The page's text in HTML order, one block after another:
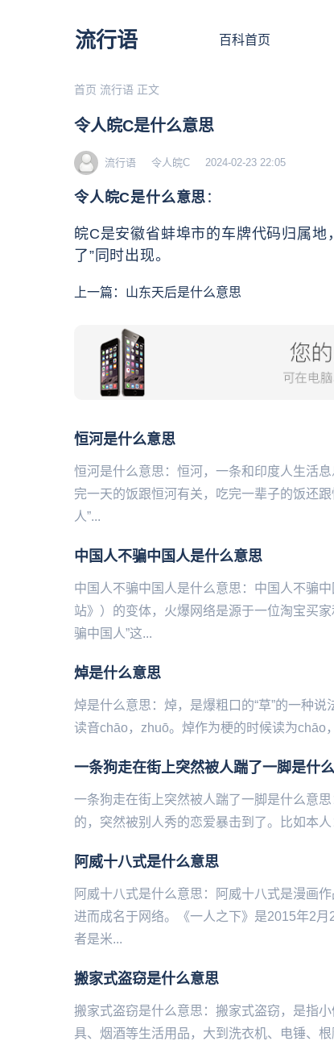
流行语 百科首页
首页 流行语 正文
令人皖C是什么意思
流行语 令人皖C 2024-02-23 22:05
令人皖C是什么意思 ：
皖C是安徽省蚌埠市的车牌代码归属地
了”同时出现。
上一篇： 山东天后是什么意思
恒河是什么意思
恒河是什么意思：恒河，一条和印度人生活
完一天的饭跟恒河有关，吃完一辈子的饭还
人”...
中国人不骗中国人是什么意思
中国人不骗中国人是什么意思：中国人不骗
站》）的变体，火爆网络是源于一位淘宝买
骗中国人”这...
焯是什么意思
焯是什么意思：焯，是‌‌‌‌‌‌‌‌‌‌‌爆粗口的“草”的一种
读音chāo，zhuō。焯作为梗的时候读为chāo
一条狗走在街上突然被人踹了一脚是什
一条狗走在街上突然被人踹了一脚是什么意
的，突然被别人秀的恋爱暴击到了。比如本
阿威十八式是什么意思
阿威十八式是什么意思：阿威十八式是漫画
进而成名于网络。《一人之下》是2015年2
者是米...
搬家式盗窃是什么意思
搬家式盗窃是什么意思：搬家式盗窃，是指
具、烟酒等生活用品，大到洗衣机、电锤、